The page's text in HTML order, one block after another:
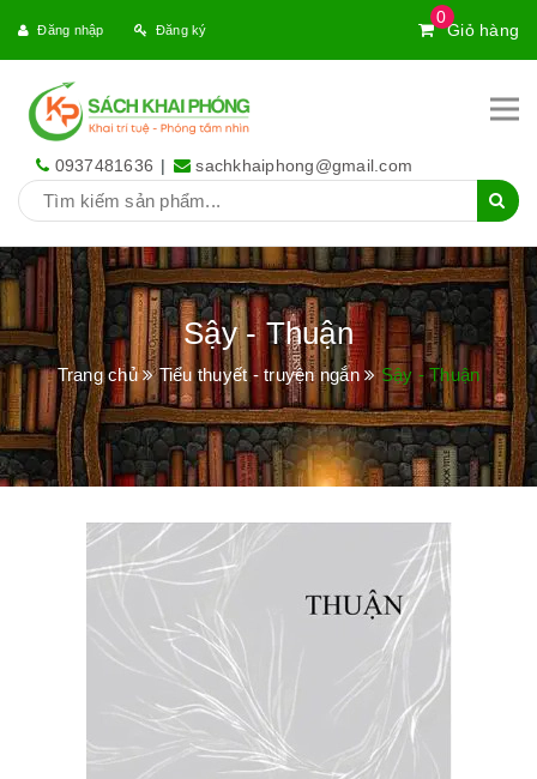
0
Giỏ hàng
Đăng nhập Đăng ký
0937481636 | sachkhaiphong@gmail.com
Sậy - Thuận
Trang chủ Tiểu thuyết - truyện ngắn Sậy - Thuận